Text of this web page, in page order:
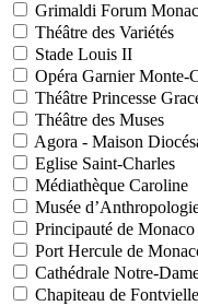
Grimaldi Forum
Théâtre des Variétés
Stade Louis II
Opéra Garnier Monte-
Théâtre Princesse
Théâtre des Muses
Agora - Maison
Eglise Saint-Charles
Médiathèque Caroline
Musée
Principauté de Monaco
Port Hercule de
Cathédrale Notre-
Chapiteau de Fontvielle